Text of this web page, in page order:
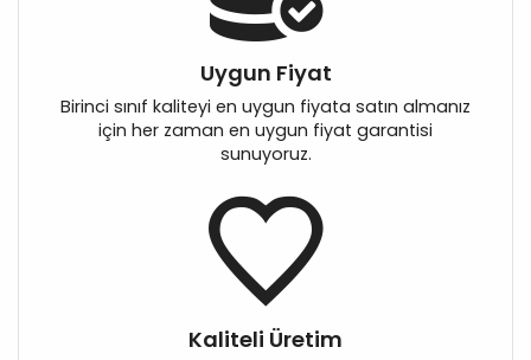
Uygun Fiyat
Birinci sınıf kaliteyi en uygun fiyata satın almanız
için her zaman en uygun fiyat garantisi
sunuyoruz.
Kaliteli Üretim